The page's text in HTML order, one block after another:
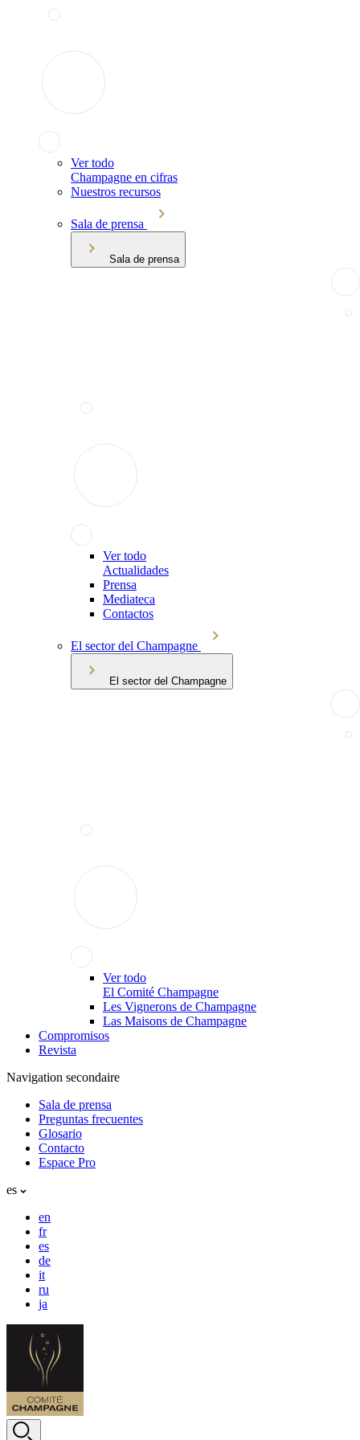
Ver todo
Champagne en cifras
Nuestros recursos
Sala de prensa
Sala de prensa
Ver todo
Actualidades
Prensa
Mediateca
Contactos
El sector del Champagne
El sector del Champagne
Ver todo
El Comité Champagne
Les Vignerons de Champagne
Las Maisons de Champagne
Compromisos
Revista
Navigation secondaire
Sala de prensa
Preguntas frecuentes
Glosario
Contacto
Espace Pro
es
en
fr
es
de
it
ru
ja